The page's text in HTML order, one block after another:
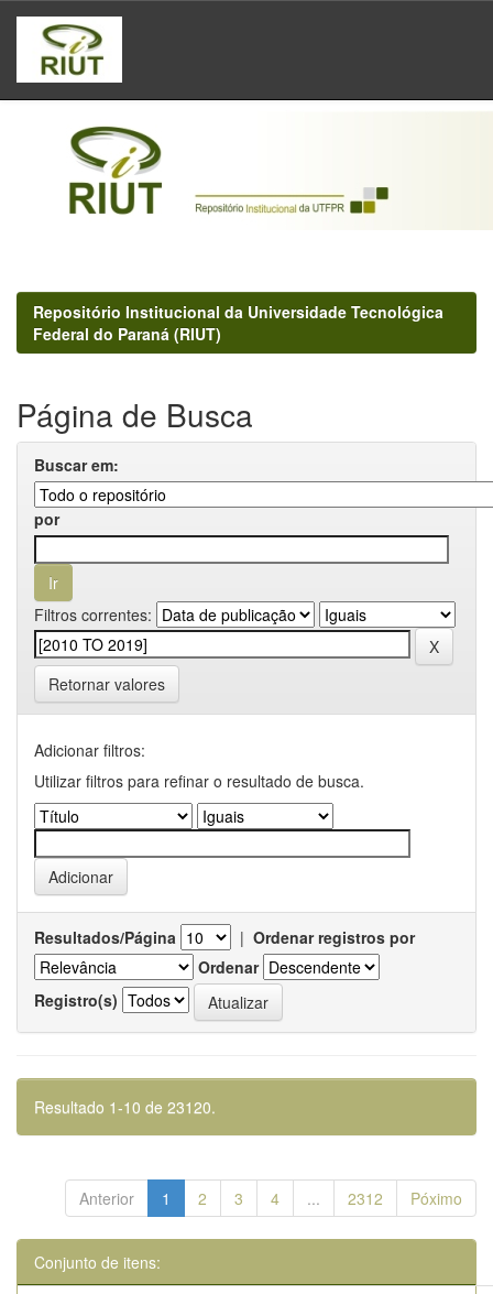
Skip
navigation
Repositório Institucional da Universidade Tecnológica
Federal do Paraná (RIUT)
Página de Busca
Buscar em:
por
Filtros correntes:
Retornar valores
Adicionar filtros:
Utilizar filtros para refinar o resultado de busca.
Resultados/Página | Ordenar registros por
Ordenar
Registro(s)
Resultado 1-10 de 23120.
Anterior 1 2 3 4 ... 2312 Póximo
Conjunto de itens: